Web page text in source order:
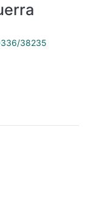
38235